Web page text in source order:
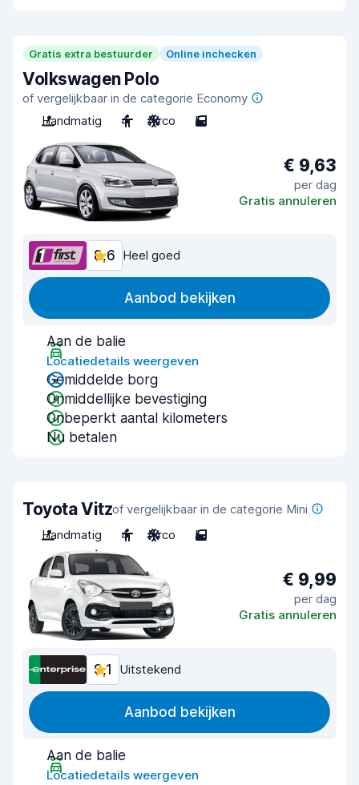
Gratis extra bestuurder Online inchecken
Volkswagen Polo
of vergelijkbaar in de categorie Economy
Handmatig
4 Airco 5
€ 9,63
per dag
Gratis annuleren
8,6 Heel goed
Aanbod bekijken
Aan de balie
Locatiedetails weergeven
Gemiddelde borg
Onmiddellijke bevestiging
Onbeperkt aantal kilometers
Nu betalen
Toyota Vitzof vergelijkbaar in de categorie Mini
Handmatig
4 Airco 5
€ 9,99
per dag
Gratis annuleren
9,1 Uitstekend
Aanbod bekijken
Aan de balie
Locatiedetails weergeven